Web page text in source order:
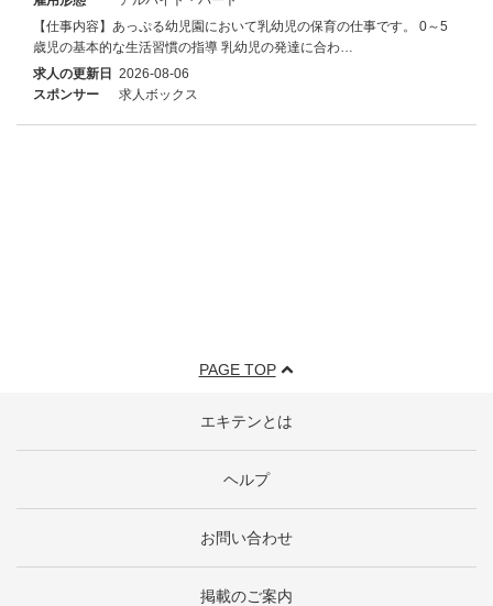
【仕事内容】あっぷる幼児園において乳幼児の保育の仕事です。 0～5
歳児の基本的な生活習慣の指導 乳幼児の発達に合わ…
求人の更新日 2026-08-06
スポンサー
求人ボックス
PAGE TOP
エキテンとは
ヘルプ
お問い合わせ
掲載のご案内